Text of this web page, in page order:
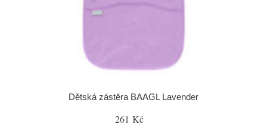
Dětská zástěra BAAGL Lavender
261 Kč